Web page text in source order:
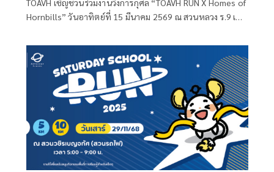
TOAVH เชิญชวนร่วมงานวิ่งการกุศล “TOAVH RUN X Homes of
Hornbills” วันอาทิตย์ที่ 15 มีนาคม 2569 ณ สวนหลวง ร.9 เดิน
for Hornbills เปิดรับสมัครแล้ววันนี้!